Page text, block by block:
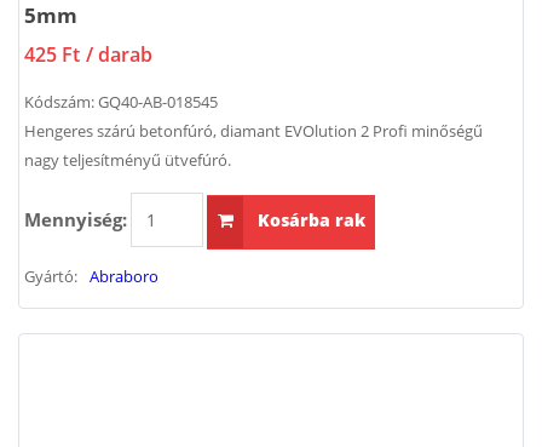
5mm
425 Ft / darab
Kódszám:GQ40-AB-018545
Hengeres szárú betonfúró, diamant EVOlution 2 Profi minőségű
nagy teljesítményű ütvefúró.
Mennyiség: Kosárba rak
Gyártó: Abraboro